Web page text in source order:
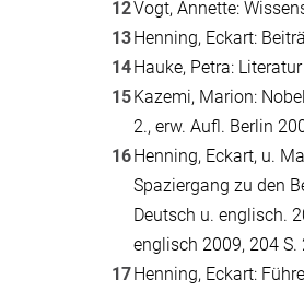
12Vogt, Annette:
13Henning, Eckart:
14Hauke, Petra:
15Kazemi, Marion:
2., erw. Aufl. Berlin
16Henning, Eckart, u.
Spaziergang zu den
Deutsch u. englisch.
englisch 2009, 204 S.
17Henning, Eckart: